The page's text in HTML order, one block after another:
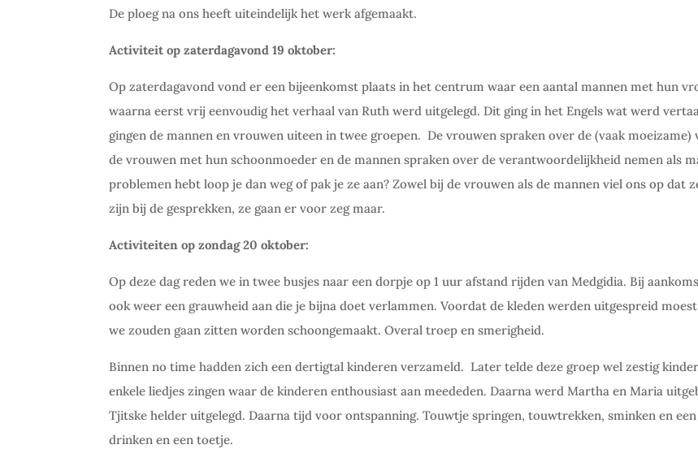
De ploeg na ons heeft uiteindelijk het werk afgemaakt.
Activiteit op zaterdagavond 19 oktober:
Op zaterdagavond vond er een bijeenkomst plaats in het centrum waar een aantal mannen met hun
waarna eerst vrij eenvoudig het verhaal van Ruth werd uitgelegd. Dit ging in het Engels wat werd
gingen de mannen en vrouwen uiteen in twee groepen. De vrouwen spraken over de (vaak moeizame)
de vrouwen met hun schoonmoeder en de mannen spraken over de verantwoordelijkheid nemen als
problemen hebt loop je dan weg of pak je ze aan? Zowel bij de vrouwen als de mannen viel ons op dat
zijn bij de gesprekken, ze gaan er voor zeg maar.
Activiteiten op zondag 20 oktober:
Op deze dag reden we in twee busjes naar een dorpje op 1 uur afstand rijden van Medgidia. Bij
ook weer een grauwheid aan die je bijna doet verlammen. Voordat de kleden werden uitgespreid
we zouden gaan zitten worden schoongemaakt. Overal troep en smerigheid.
Binnen no time hadden zich een dertigtal kinderen verzameld. Later telde deze groep wel zestig
enkele liedjes zingen waar de kinderen enthousiast aan meededen. Daarna werd Martha en Maria
Tjitske helder uitgelegd. Daarna tijd voor ontspanning. Touwtje springen, touwtrekken, sminken en
drinken en een toetje.